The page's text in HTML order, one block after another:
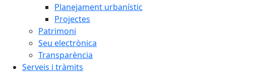
Planejament urbanístic
Projectes
Patrimoni
Seu electrònica
Transparència
Serveis i tràmits